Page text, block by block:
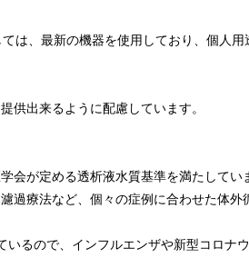
は、最新の機器を使用しており、個人
供出来るように配慮しています。
会が定める透析液水質基準を満たして
過療法など、個々の症例に合わせた体外
るので、インフルエンザや新型コロナ